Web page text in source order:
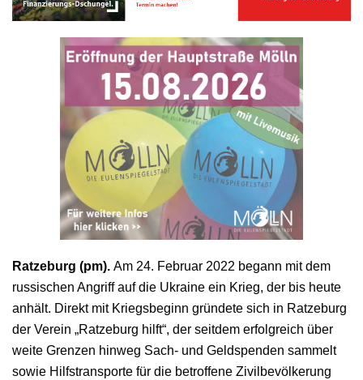
Ratzeburg (pm). Am 24. Februar 2022 begann mit dem
russischen Angriff auf die Ukraine ein Krieg, der bis heute
anhält. Direkt mit Kriegsbeginn gründete sich in Ratzeburg
der Verein „Ratzeburg hilft“, der seitdem erfolgreich über
weite Grenzen hinweg Sach- und Geldspenden sammelt
sowie Hilfstransporte für die betroffene Zivilbevölkerung